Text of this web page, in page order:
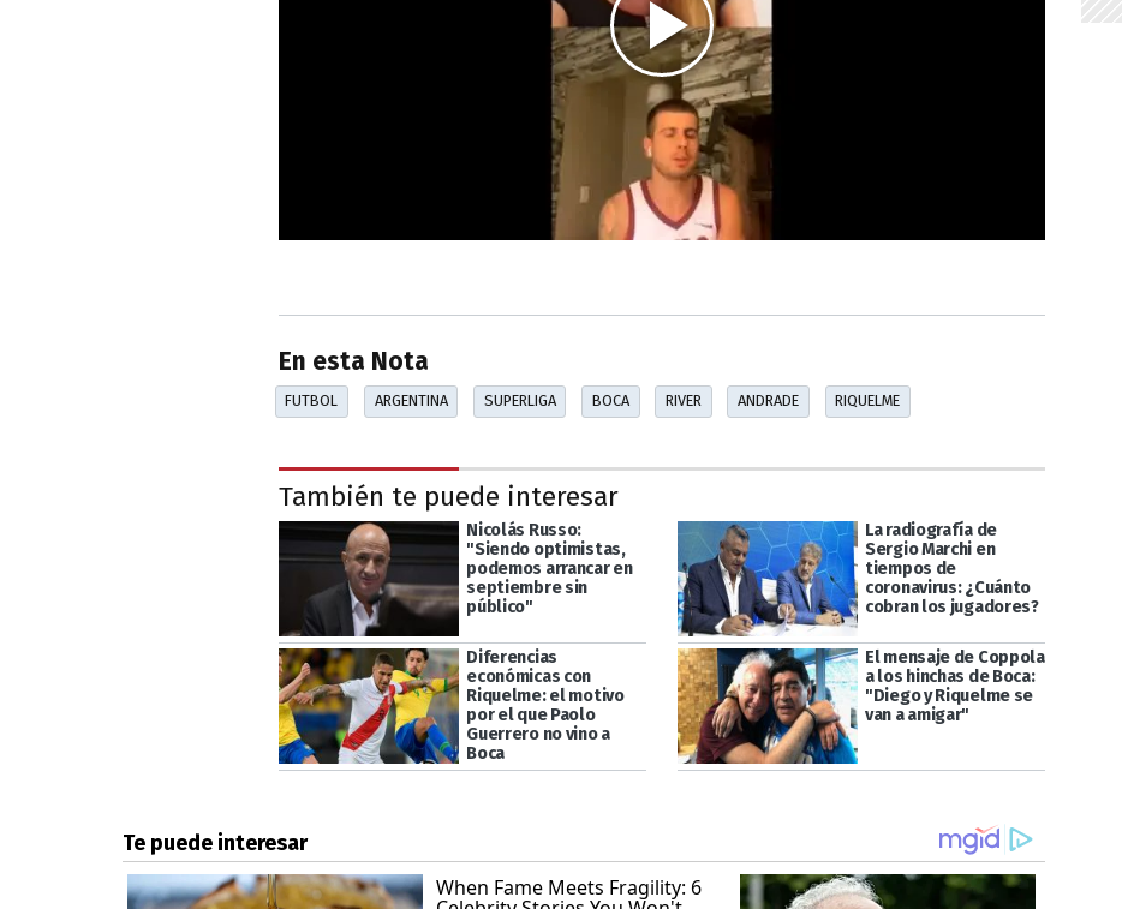
En esta Nota
FUTBOL ARGENTINA SUPERLIGA BOCA RIVER ANDRADE RIQUELME
También te puede interesar
Nicolás Russo:
"Siendo optimistas,
podemos arrancar en
septiembre sin
público"
La radiografía de
Sergio Marchi en
tiempos de
coronavirus: ¿Cuánto
cobran los jugadores?
Diferencias
económicas con
Riquelme: el motivo
por el que Paolo
Guerrero no vino a
Boca
El mensaje de Coppola
a los hinchas de Boca:
"Diego y Riquelme se
van a amigar"